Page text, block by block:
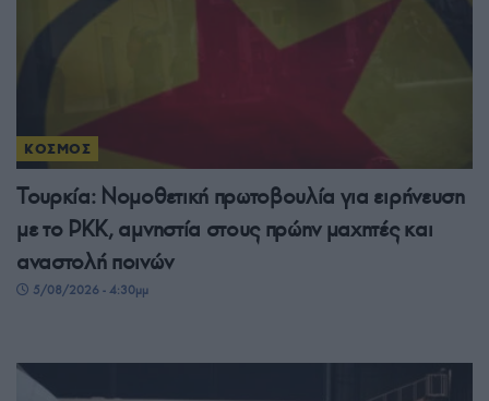
ΚΟΣΜΟΣ
Τουρκία: Νομοθετική πρωτοβουλία για ειρήνευση
με το PKK, αμνηστία στους πρώην μαχητές και
αναστολή ποινών
5/08/2026 - 4:30μμ